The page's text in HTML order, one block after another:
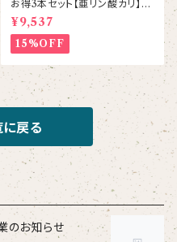
お得3本セット【亜リン酸カリ】P
Kスター 1L×3本
¥9,537
15%OFF
戻る
のお知らせ